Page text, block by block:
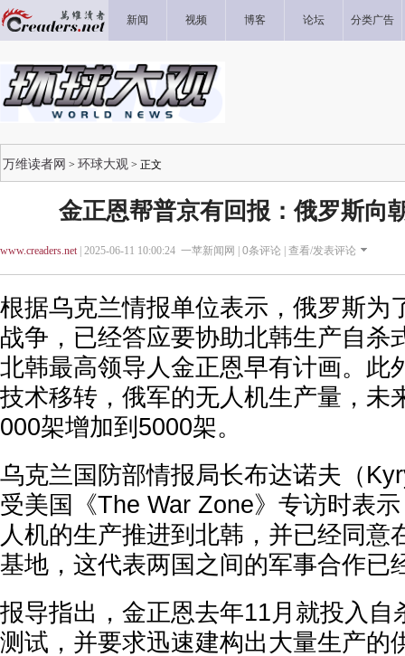
新闻 视频 博客 论坛 分类广告
万维读者网 > 环球大观 > 正文
金正恩帮普京有回报：俄罗斯向
www.creaders.net| 2025-06-11 10:00:24 一苹新闻网 | 0条评论 | 查看/发表评论
根据乌克兰情报单位表示，俄罗斯为
战争，已经答应要协助北韩生产自杀
北韩最高领导人金正恩早有计画。此
技术移转，俄军的无人机生产量，未
000架增加到5000架。
乌克兰国防部情报局长布达诺夫（
受美国《The War Zone》专访时表
人机的生产推进到北韩，并已经同意
基地，这代表两国之间的军事合作已
报导指出，金正恩去年11月就投入自
测试，并要求迅速建构出大量生产的